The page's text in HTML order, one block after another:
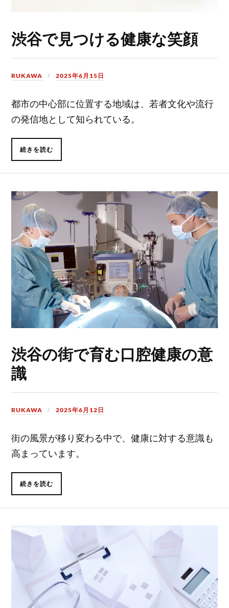
渋谷で見つける健康な笑顔
RUKAWA 2025年6月15日
都市の中心部に位置する地域は、若者文化や流行
の発信地として知られている。
続きを読む
渋谷の街で育む口腔健康の意
識
RUKAWA 2025年6月12日
街の風景が移り変わる中で、健康に対する意識も
高まっています。
続きを読む